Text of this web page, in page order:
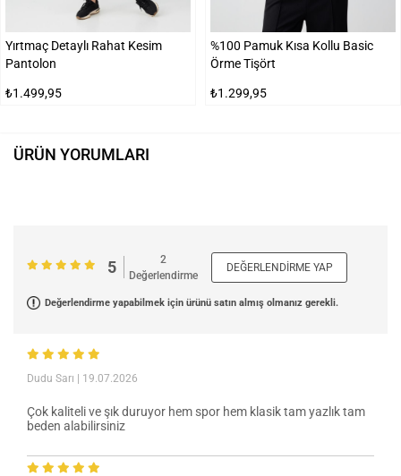
Yırtmaç Detaylı Rahat Kesim
Pantolon
₺1.499,95
%100 Pamuk Kısa Kollu Basic
Örme Tişört
₺1.299,95
ÜRÜN YORUMLARI
5
2
Değerlendirme
DEĞERLENDIRME YAP
Değerlendirme yapabilmek için ürünü satın almış olmanız gerekli.
Dudu Sarı | 19.07.2026
Çok kaliteli ve şık duruyor hem spor hem klasik tam yazlık tam
beden alabilirsiniz